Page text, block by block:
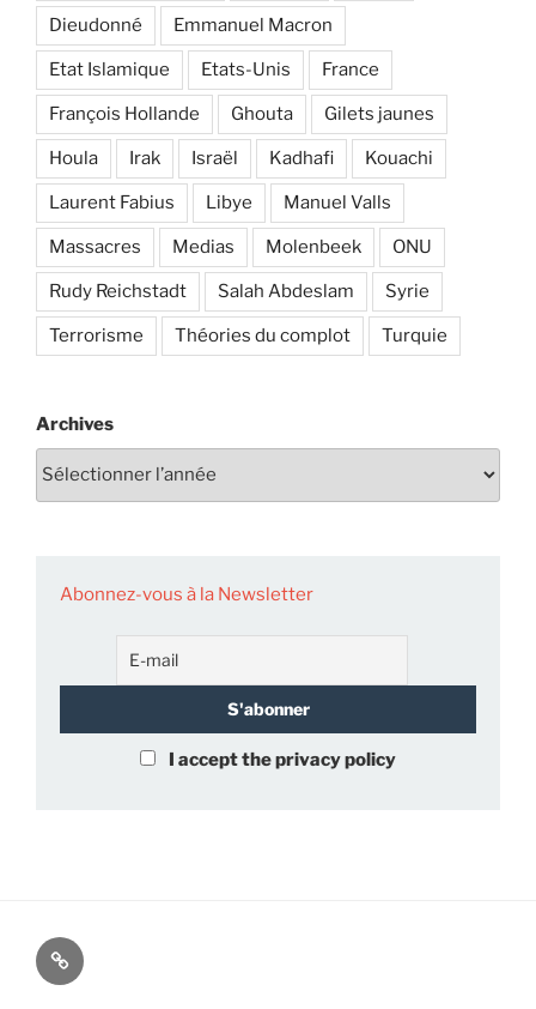
Dieudonné Emmanuel Macron
Etat Islamique Etats-Unis France
François Hollande Ghouta Gilets jaunes
Houla Irak Israël Kadhafi Kouachi
Laurent Fabius Libye Manuel Valls
Massacres Medias Molenbeek ONU
Rudy Reichstadt Salah Abdeslam Syrie
Terrorisme Théories du complot Turquie
Archives
Abonnez-vous à la Newsletter
I accept the privacy policy
À
propos